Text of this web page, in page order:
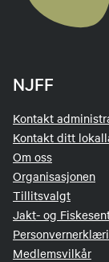
NJFF
Kontakt
Kontakt ditt
Om oss
Organisasjonen
Tillitsvalgt
Jakt- og
Medlemsvilkår